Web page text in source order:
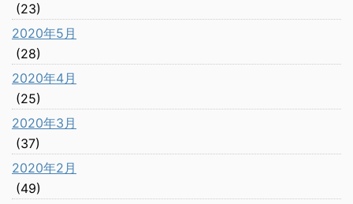
(23)
2020年5月
(28)
2020年4月
(25)
2020年3月
(37)
2020年2月
(49)